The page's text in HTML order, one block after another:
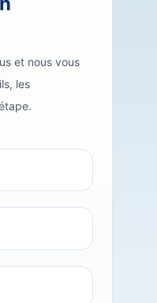
et nous vous
les